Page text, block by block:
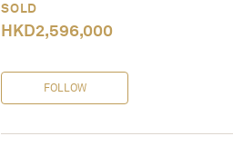
SOLD
HKD2,596,000
FOLLOW